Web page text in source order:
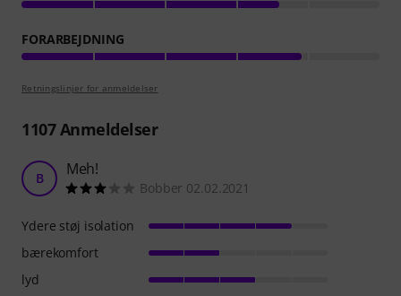
FORARBEJDNING
Retningslinjer for anmeldelser
1107Anmeldelser
B Meh!
Bobber 02.02.2021
Ydere støj isolation
bærekomfort
lyd